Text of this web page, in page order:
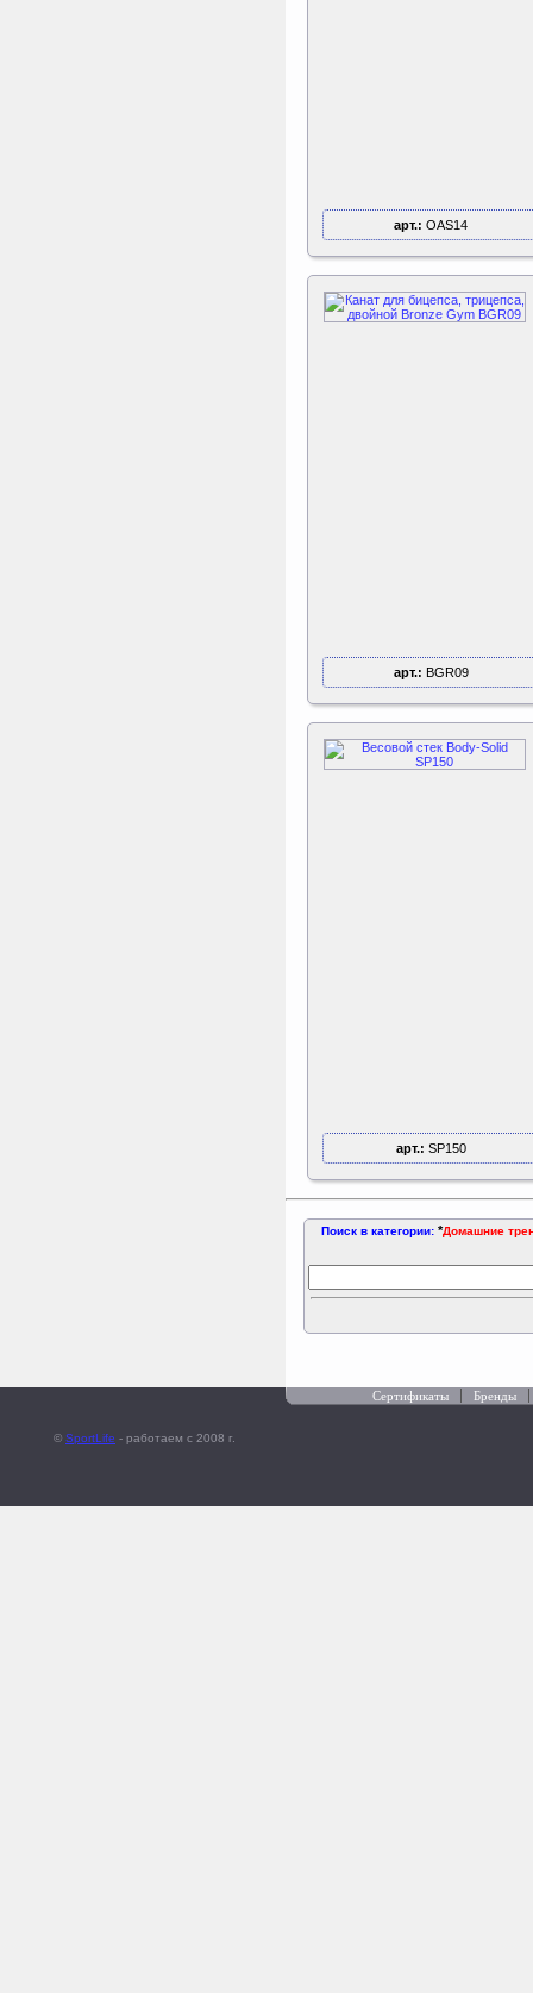
арт.: OAS14
арт.: BGR09
арт.: SP150
Поиск в категории: *Домашние
© SportLife - работаем c 2008 г.
Сертификаты Бренды